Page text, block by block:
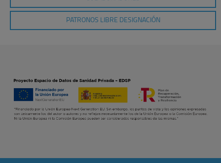
PATRONOS LIBRE DESIGNACIÓN